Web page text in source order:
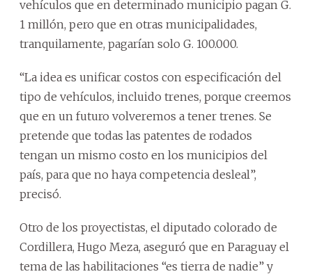
vehículos que en determinado municipio pagan G.
1 millón, pero que en otras municipalidades,
tranquilamente, pagarían solo G. 100.000.
“La idea es unificar costos con especificación del
tipo de vehículos, incluido trenes, porque creemos
que en un futuro volveremos a tener trenes. Se
pretende que todas las patentes de rodados
tengan un mismo costo en los municipios del
país, para que no haya competencia desleal”,
precisó.
Otro de los proyectistas, el diputado colorado de
Cordillera, Hugo Meza, aseguró que en Paraguay el
tema de las habilitaciones “es tierra de nadie” y